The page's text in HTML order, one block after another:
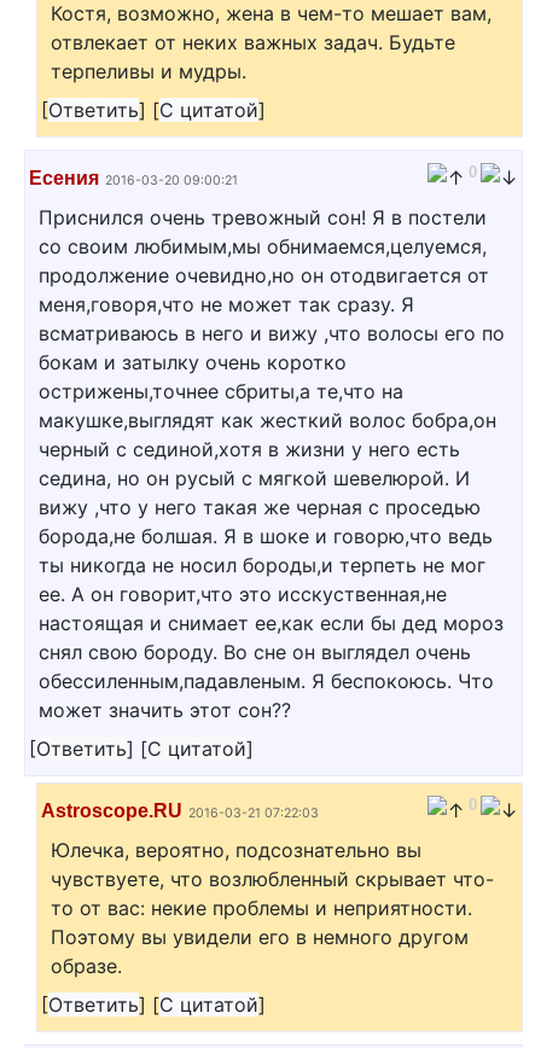
Костя, возможно, жена в чем-то мешает вам,
отвлекает от неких важных задач. Будьте
терпеливы и мудры.
[Ответить] [С цитатой]
Есения 2016-03-20 09:00:21 0
Приснился очень тревожный сон! Я в постели
со своим любимым,мы обнимаемся,целуемся,
продолжение очевидно,но он отодвигается от
меня,говоря,что не может так сразу. Я
всматриваюсь в него и вижу ,что волосы его по
бокам и затылку очень коротко
острижены,точнее сбриты,а те,что на
макушке,выглядят как жесткий волос бобра,он
черный с сединой,хотя в жизни у него есть
седина, но он русый с мягкой шевелюрой. И
вижу ,что у него такая же черная с проседью
борода,не болшая. Я в шоке и говорю,что ведь
ты никогда не носил бороды,и терпеть не мог
ее. А он говорит,что это исскуственная,не
настоящая и снимает ее,как если бы дед мороз
снял свою бороду. Во сне он выглядел очень
обессиленным,падавленым. Я беспокоюсь. Что
может значить этот сон??
[Ответить] [С цитатой]
Astroscope.RU 2016-03-21 07:22:03 0
Юлечка, вероятно, подсознательно вы
чувствуете, что возлюбленный скрывает что-
то от вас: некие проблемы и неприятности.
Поэтому вы увидели его в немного другом
образе.
[Ответить] [С цитатой]